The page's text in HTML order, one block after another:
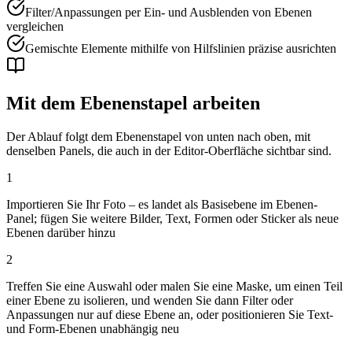
Filter/Anpassungen per Ein- und Ausblenden von Ebenen
vergleichen
Gemischte Elemente mithilfe von Hilfslinien präzise ausrichten
Mit dem Ebenenstapel arbeiten
Der Ablauf folgt dem Ebenenstapel von unten nach oben, mit
denselben Panels, die auch in der Editor-Oberfläche sichtbar sind.
1
Importieren Sie Ihr Foto – es landet als Basisebene im Ebenen-
Panel; fügen Sie weitere Bilder, Text, Formen oder Sticker als neue
Ebenen darüber hinzu
2
Treffen Sie eine Auswahl oder malen Sie eine Maske, um einen Teil
einer Ebene zu isolieren, und wenden Sie dann Filter oder
Anpassungen nur auf diese Ebene an, oder positionieren Sie Text-
und Form-Ebenen unabhängig neu